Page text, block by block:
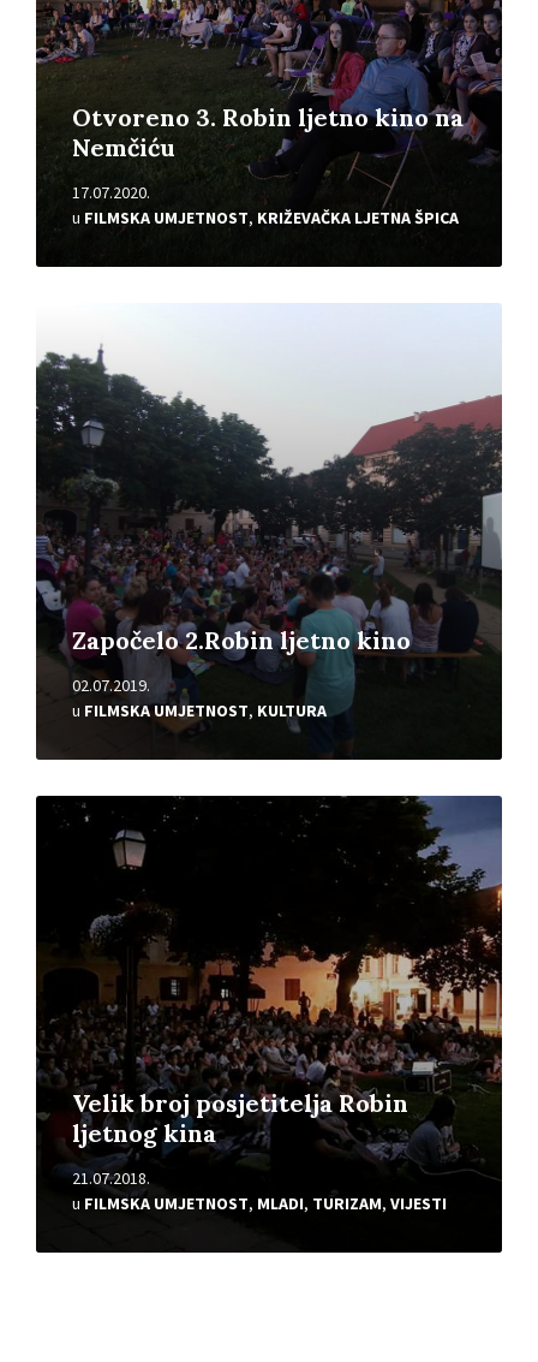
Otvoreno 3. Robin ljetno kino na
Nemčiću
17.07.2020.
u FILMSKA UMJETNOST, KRIŽEVAČKA LJETNA ŠPICA
Započelo 2.Robin ljetno kino
02.07.2019.
u FILMSKA UMJETNOST, KULTURA
Velik broj posjetitelja Robin
ljetnog kina
21.07.2018.
u FILMSKA UMJETNOST, MLADI, TURIZAM, VIJESTI
Pročitajte
više